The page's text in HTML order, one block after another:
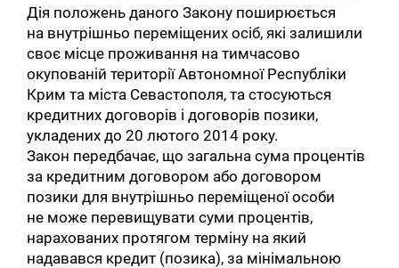
Дія положень даного Закону поширюється
на внутрішньо переміщених осіб, які залишили
своє місце проживання на тимчасово
окупованій території Автономної Республіки
Крим та міста Севастополя, та стосуються
кредитних договорів і договорів позики,
укладених до 20 лютого 2014 року.
Закон передбачає, що загальна сума процентів
за кредитним договором або договором
позики для внутрішньо переміщеної особи
не може перевищувати суми процентів,
нарахованих протягом терміну на який
надавався кредит (позика), за мінімальною